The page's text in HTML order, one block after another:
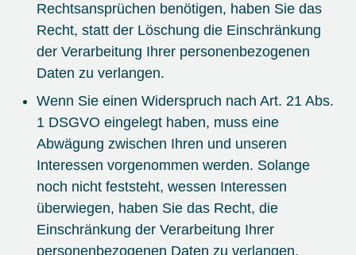
Rechtsansprüchen benötigen, haben Sie das
Recht, statt der Löschung die Einschränkung
der Verarbeitung Ihrer personenbezogenen
Daten zu verlangen.
Wenn Sie einen Widerspruch nach Art. 21 Abs.
1 DSGVO eingelegt haben, muss eine
Abwägung zwischen Ihren und unseren
Interessen vorgenommen werden. Solange
noch nicht feststeht, wessen Interessen
überwiegen, haben Sie das Recht, die
Einschränkung der Verarbeitung Ihrer
personenbezogenen Daten zu verlangen.